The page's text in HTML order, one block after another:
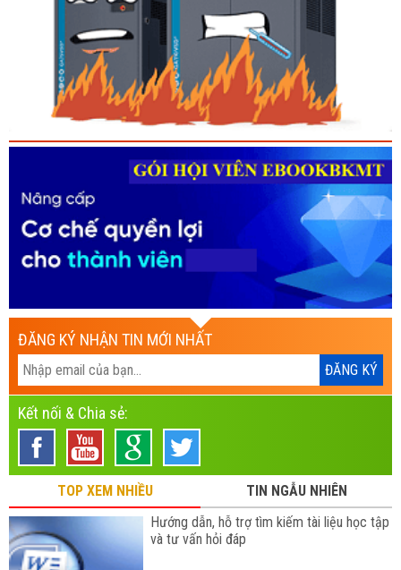
ĐĂNG KÝ NHẬN TIN MỚI NHẤT
Kết nối & Chia sẻ:
TOP XEM NHIỀU
TIN NGẪU NHIÊN
Hướng dẫn, hỗ trợ tìm kiếm tài liệu học tập
và tư vấn hỏi đáp